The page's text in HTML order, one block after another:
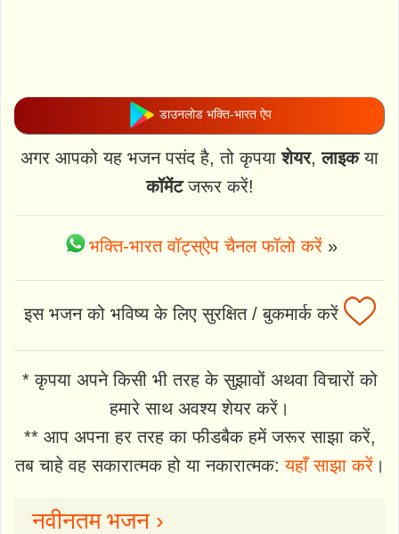
डाउनलोड भक्ति-भारत ऐप
अगर आपको यह भजन पसंद है, तो कृपयाशेयर,लाइकया
कॉमेंटजरूर करें!
भक्ति-भारत वॉट्स्ऐप चैनल फॉलो करें»
इस भजन को भविष्य के लिए सुरक्षित / बुकमार्क करें
* कृपया अपने किसी भी तरह के सुझावों अथवा विचारों को
हमारे साथ अवश्य शेयर करें।
** आप अपना हर तरह का फीडबैक हमें जरूर साझा करें,
तब चाहे वह सकारात्मक हो या नकारात्मक:यहाँ साझा करें।
नवीनतम भजन ›